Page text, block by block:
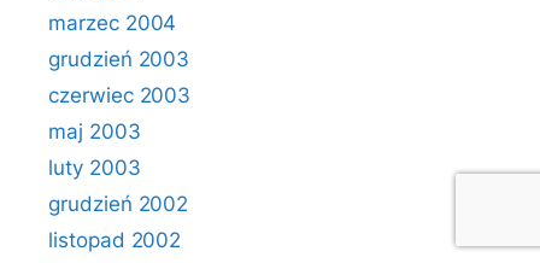
marzec 2004
grudzień 2003
czerwiec 2003
maj 2003
luty 2003
grudzień 2002
listopad 2002